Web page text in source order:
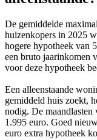
De gemiddelde
huizenkopers in 2025
hogere hypotheek van
een bruto jaarinkomen
voor deze hypotheek
Een alleenstaande
gemiddeld huis zoekt,
nodig. De
1.995 euro. Goed
euro extra hypotheek